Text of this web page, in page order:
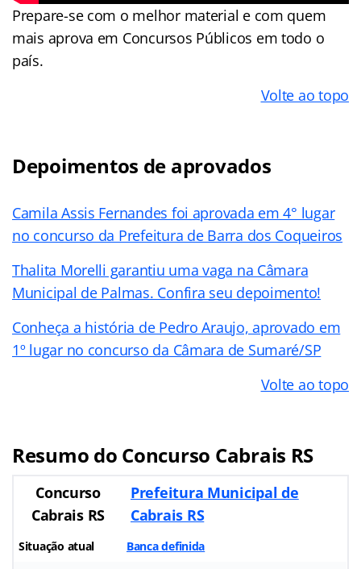
Prepare-se com o melhor material e com quem
mais aprova em Concursos Públicos em todo o
país.
Volte ao topo
Depoimentos de aprovados
Camila Assis Fernandes foi aprovada em 4° lugar
no concurso da Prefeitura de Barra dos Coqueiros
Thalita Morelli garantiu uma vaga na Câmara
Municipal de Palmas. Confira seu depoimento!
Conheça a história de Pedro Araujo, aprovado em
1º lugar no concurso da Câmara de Sumaré/SP
Volte ao topo
Resumo do Concurso Cabrais RS
Concurso
Cabrais RS
Prefeitura Municipal de
Cabrais RS
Situação atual Banca definida